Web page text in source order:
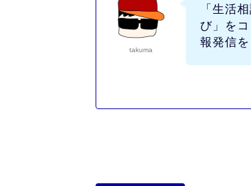
takuma
「生活
び」
を
報発信を